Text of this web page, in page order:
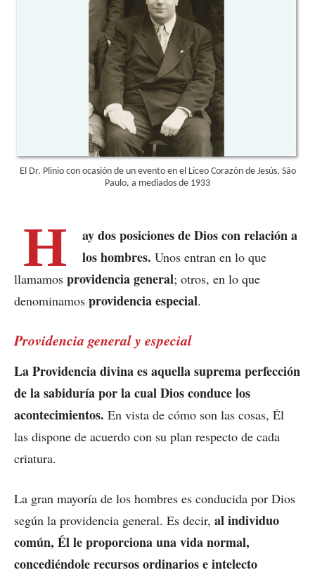
El Dr. Plinio con ocasión de un evento en el Liceo Corazón de Jesús, São
Paulo, a mediados de 1933
H
ay dos posiciones de Dios con relación a
los hombres. Unos entran en lo que
llamamos providencia general; otros, en lo que
denominamos providencia especial.
Providencia general y especial
La Providencia divina es aquella suprema perfección
de la sabiduría por la cual Dios conduce los
acontecimientos. En vista de cómo son las cosas, Él
las dispone de acuerdo con su plan respecto de cada
criatura.
La gran mayoría de los hombres es conducida por Dios
según la providencia general. Es decir, al individuo
común, Él le proporciona una vida normal,
concediéndole recursos ordinarios e intelecto